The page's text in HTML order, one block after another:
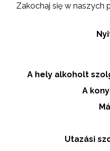
Zakochaj się w naszych
A hely alkoholt
A
Utazási